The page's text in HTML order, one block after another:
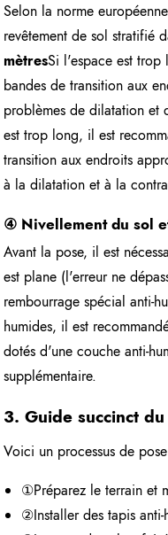
Selon la norme
revêtement de sol stratifié
mètresSi l'espace est trop
bandes de transition aux
problèmes de dilatation et
est trop long, il est
transition aux endroits
à la dilatation et à la
④ Nivellement du sol
Avant la pose, il est
est plane (l'erreur ne
rembourrage spécial anti-
humides, il est
dotés d'une couche anti-
supplémentaire.
3. Guide succinct
Voici un processus de
①Préparez le terrain et
②Installer des tapis